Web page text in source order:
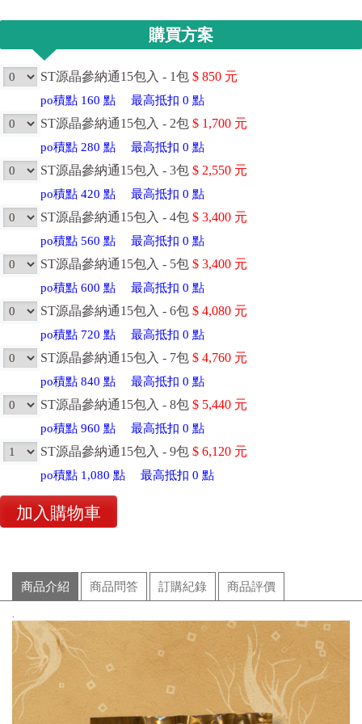
購買方案
ST源晶參納通15包入 - 1包 $ 850 元
po積點 160 點 最高抵扣 0 點
ST源晶參納通15包入 - 2包 $ 1,700 元
po積點 280 點 最高抵扣 0 點
ST源晶參納通15包入 - 3包 $ 2,550 元
po積點 420 點 最高抵扣 0 點
ST源晶參納通15包入 - 4包 $ 3,400 元
po積點 560 點 最高抵扣 0 點
ST源晶參納通15包入 - 5包 $ 3,400 元
po積點 600 點 最高抵扣 0 點
ST源晶參納通15包入 - 6包 $ 4,080 元
po積點 720 點 最高抵扣 0 點
ST源晶參納通15包入 - 7包 $ 4,760 元
po積點 840 點 最高抵扣 0 點
ST源晶參納通15包入 - 8包 $ 5,440 元
po積點 960 點 最高抵扣 0 點
ST源晶參納通15包入 - 9包 $ 6,120 元
po積點 1,080 點 最高抵扣 0 點
商品介紹 商品問答 訂購紀錄 商品評價